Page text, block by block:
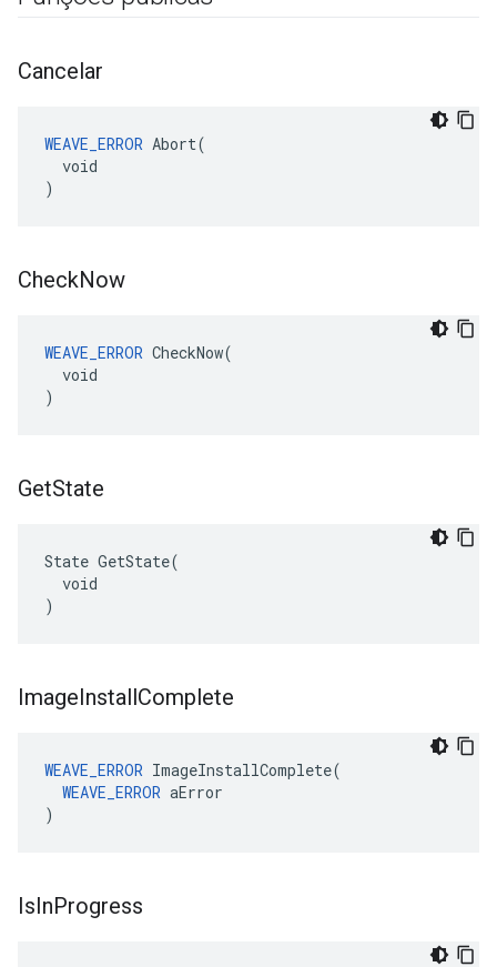
Cancelar
WEAVE_ERROR Abort(
  void
)
CheckNow
WEAVE_ERROR CheckNow(
  void
)
GetState
State GetState(
  void
)
ImageInstallComplete
WEAVE_ERROR ImageInstallComplete(
WEAVE_ERROR aError
)
IsInProgress